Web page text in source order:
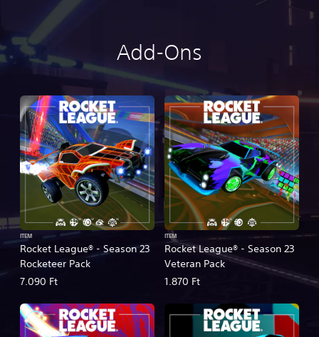
Add-Ons
Rocket League® - Season 23
Rocketeer Pack
ITEM
7.090 Ft
Rocket League® - Season 23
Veteran Pack
ITEM
1.870 Ft